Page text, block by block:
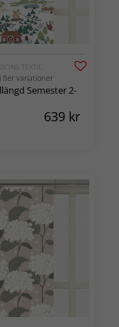
TEXTIL
fler variationer
Semester 2-
639 kr